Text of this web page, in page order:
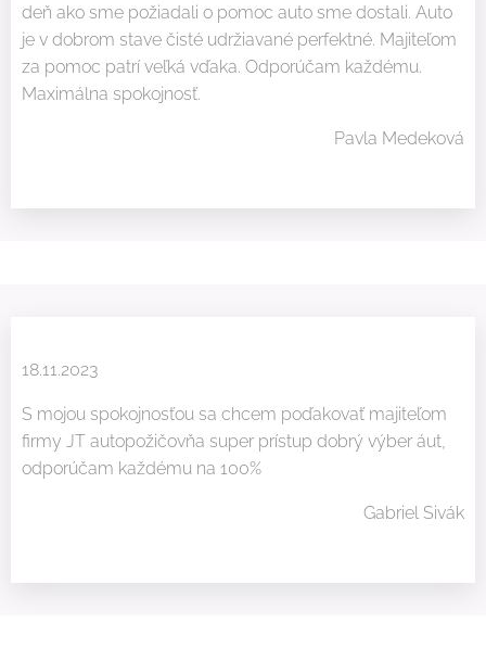
deň ako sme požiadali o pomoc auto sme dostali. Auto
je v dobrom stave čisté udržiavané perfektné. Majiteľom
za pomoc patrí veľká vďaka. Odporúčam každému.
Maximálna spokojnosť.
Pavla Medeková
18.11.2023
S mojou spokojnosťou sa chcem poďakovať majiteľom
firmy JT autopožičovňa super prístup dobrý výber áut,
odporúčam každému na 100%😇
Gabriel Sivák